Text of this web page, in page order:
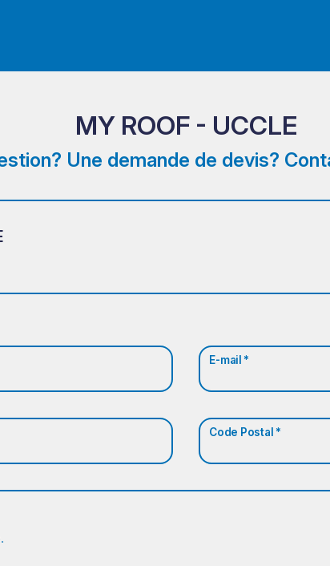
MY ROOF - UCCLE
Une demande de devis?
E-mail *
Code Postal *